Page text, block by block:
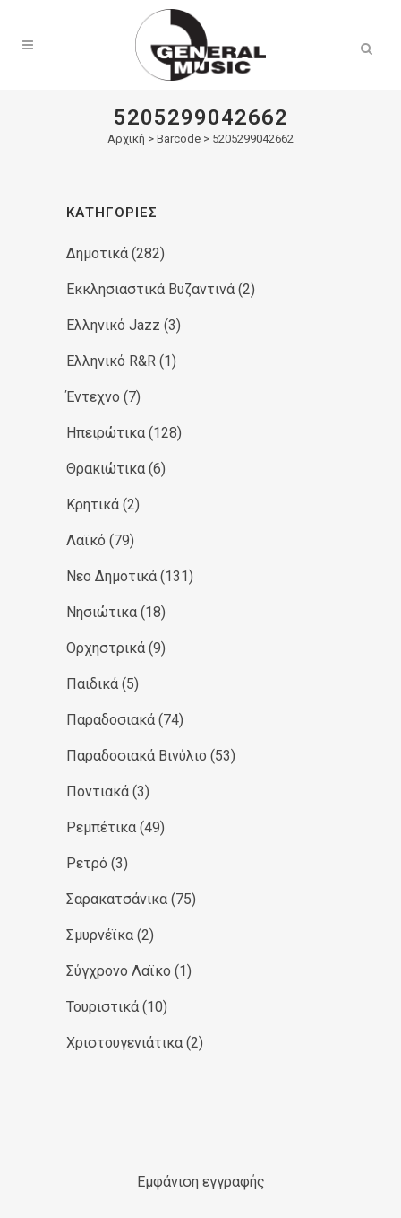
5205299042662
Αρχική > Barcode > 5205299042662
ΚΑΤΗΓΟΡΊΕΣ
Δημοτικά (282)
Εκκλησιαστικά Βυζαντινά (2)
Ελληνικό Jazz (3)
Ελληνικό R&R (1)
Έντεχνο (7)
Ηπειρώτικα (128)
Θρακιώτικα (6)
Κρητικά (2)
Λαϊκό (79)
Νεο Δημοτικά (131)
Νησιώτικα (18)
Ορχηστρικά (9)
Παιδικά (5)
Παραδοσιακά (74)
Παραδοσιακά Βινύλιο (53)
Ποντιακά (3)
Ρεμπέτικα (49)
Ρετρό (3)
Σαρακατσάνικα (75)
Σμυρνέϊκα (2)
Σύγχρονο Λαϊκο (1)
Τουριστικά (10)
Χριστουγενιάτικα (2)
Εμφάνιση εγγραφής